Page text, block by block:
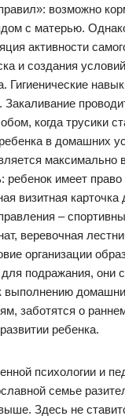
возможно
с матерью.
активности
и создания
Гигиенические
Закаливание
когда трусики
в домашних
максимально
ребенок имеет
визитная карточка
–
веревочная
организации
подражания, они
выполнению
заботятся о
ребенка.
психологии и
семье
Здесь не